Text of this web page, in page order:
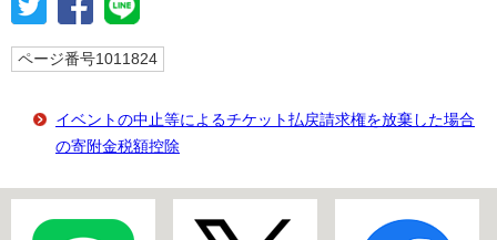
ページ番号1011824
イベントの中止等によるチケット払戻請求権を放棄した場合
の寄附金税額控除